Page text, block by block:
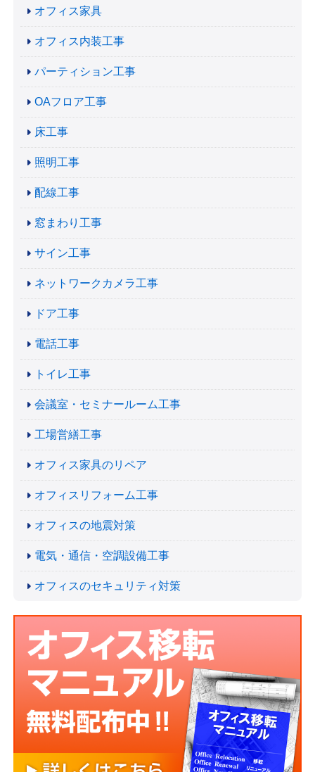
オフィス家具
オフィス内装工事
パーティション工事
OAフロア工事
床工事
照明工事
配線工事
窓まわり工事
サイン工事
ネットワークカメラ工事
ドア工事
電話工事
トイレ工事
会議室・セミナールーム工事
工場営繕工事
オフィス家具のリペア
オフィスリフォーム工事
オフィスの地震対策
電気・通信・空調設備工事
オフィスのセキュリティ対策